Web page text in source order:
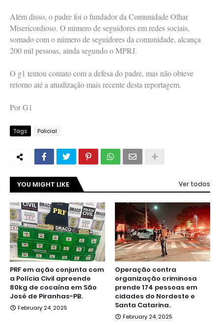
Além disso, o padre foi o fundador da Comunidade Olhar
Misericordioso. O número de seguidores em redes sociais,
somado com o número de seguidores da comunidade, alcança
200 mil pessoas, ainda segundo o MPRJ.
O g1 tentou contato com a defesa do padre, mas não obteve
retorno até a atualização mais recente desta reportagem.
Por G1
Tags Policial
YOU MIGHT LIKE Ver todos
PRF em ação conjunta com
a Polícia Civil apreende
80kg de cocaína em São
José de Piranhas-PB.
February 24, 2025
Operação contra
organização criminosa
prende 174 pessoas em
cidades do Nordeste e
Santa Catarina.
February 24, 2025